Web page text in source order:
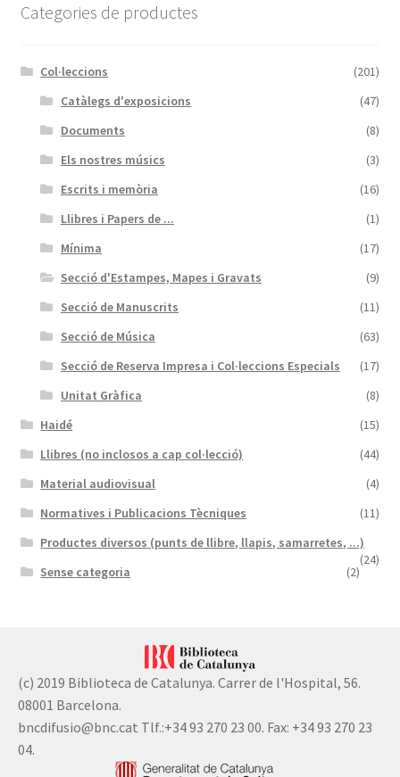
Categories de productes
Col·leccions
(201)
Catàlegs d'exposicions
(47)
Documents
(8)
Els nostres músics
(3)
Escrits i memòria
(16)
Llibres i Papers de ...
(1)
Mínima
(17)
Secció d'Estampes, Mapes i Gravats
(9)
Secció de Manuscrits
(11)
Secció de Música
(63)
Secció de Reserva Impresa i Col·leccions Especials
(17)
Unitat Gràfica
(8)
Haidé
(15)
Llibres (no inclosos a cap col·lecció)
(44)
Material audiovisual
(4)
Normatives i Publicacions Tècniques
(11)
Productes diversos (punts de llibre, llapis, samarretes, ...)
(24)
Sense categoria (2)
(c) 2019 Biblioteca de Catalunya. Carrer de l'Hospital, 56.
08001 Barcelona.
bncdifusio@bnc.cat Tlf.:+34 93 270 23 00. Fax: +34 93 270 23
04.